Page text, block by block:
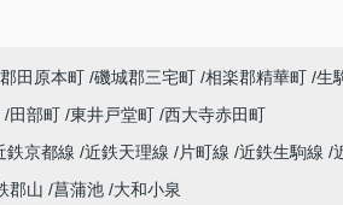
田原本町 磯城郡三宅町 相楽郡精華町 生
田部町 東井戸堂町 西大寺赤田町
鉄京都線 近鉄天理線 片町線 近鉄生駒線
郡山 菖蒲池 大和小泉